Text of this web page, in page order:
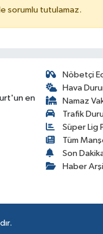
sorumlu tutulamaz.
en
Nöbetçi
Hava
Namaz
Trafik
Süper Lig
Tüm
Son
Haber